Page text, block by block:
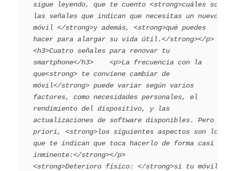
sigue leyendo, que te cuento <strong>cuáles son
las señales que indican que necesitas un nuevo
móvil </strong>y además, <strong>qué puedes
hacer para alargar su vida útil.</strong></p>
<h3>Cuatro señales para renovar tu
smartphone</h3>    <p>La frecuencia con la
que<strong> te conviene cambiar de
móvil</strong> puede variar según varios
factores, como necesidades personales, el
rendimiento del dispositivo, y las
actualizaciones de software disponibles. Pero a
priori, <strong>los siguientes aspectos son los
que te indican que toca hacerlo de forma casi
inminente:</strong></p>
<strong>Deterioro físico: </strong>si tu móvil